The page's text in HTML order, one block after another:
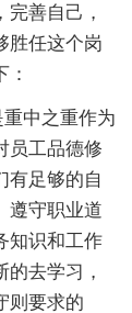
善自己，
胜任这个岗
中之重作为
员工品德修
有足够的自
遵守职业道
知识和工作
去学习，
则要求的